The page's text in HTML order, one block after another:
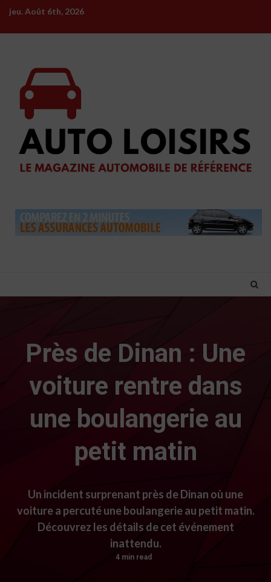
Skip
content
jeu. Août 6th, 2026
Près de Dinan : Une
voiture rentre dans
une boulangerie au
petit matin
Un incident surprenant près de Dinan où une
voiture a percuté une boulangerie au petit matin.
Découvrez les détails de cet événement
inattendu.
4 min read